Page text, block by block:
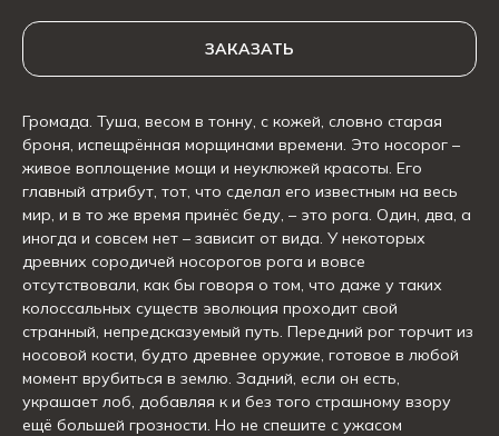
ЗАКАЗАТЬ
Громада. Туша, весом в тонну, с кожей, словно старая
броня, испещрённая морщинами времени. Это носорог –
живое воплощение мощи и неуклюжей красоты. Его
главный атрибут, тот, что сделал его известным на весь
мир, и в то же время принёс беду, – это рога. Один, два, а
иногда и совсем нет – зависит от вида. У некоторых
древних сородичей носорогов рога и вовсе
отсутствовали, как бы говоря о том, что даже у таких
колоссальных существ эволюция проходит свой
странный, непредсказуемый путь. Передний рог торчит из
носовой кости, будто древнее оружие, готовое в любой
момент врубиться в землю. Задний, если он есть,
украшает лоб, добавляя к и без того страшному взору
ещё большей грозности. Но не спешите с ужасом